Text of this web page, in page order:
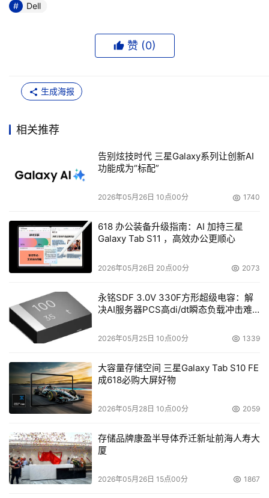
数据资产管理问题凸显
的，各系统的数据处于分散存储状态，不仅如此，每个系统
所采取的存储方式与存储介质也各不相同，有些存储介质已
首先，存储后台容量不足，数据调用不便。以PACS为
例，该系统上线后，数据规模呈几何级数增长。按照原来的
存储方式，这些数据被存放在系统外挂的盘阵之中。由于盘
件采取刻光盘的方式加以保存。一旦医生需查询这些历史文
来的存储后台多采用单独SCSI链路，这种链路方式不仅带
宽较低，而且由于没有冗余，可用性也较差。仍以PACS系
统为例，有些医生反映，该系统在同时调出多个大尺寸影像
最后，分散存储的模式，严重影响了数据资产的管理效
率。从系统维护的角度看，每个系统的数据都要单独备份，
这样的重复操作不仅费时费力，而且难以给各系统的数据资
存储资源和备份资源无法相互调剂，因而造成了厚此薄彼、
就上述三个问题，医院信息中心指出：“医院的信息化工
Dell
赞 (0)
生成海报
相关推荐
告别炫技时代 三星Galaxy系列让创新AI
功能成为“标配”
2026年05月26日 10点00分 1740
618 办公装备升级指南：AI 加持三星
Galaxy Tab S11 ，高效办公更顺心
2026年05月26日 20点00分 2073
永铭SDF 3.0V 330F方形超级电容：解
决AI服务器PCS高di/dt瞬态负载冲击难
2026年05月25日 10点00分 1339
大容量存储空间 三星Galaxy Tab S10 FE
成618必购大屏好物
2026年05月28日 10点00分 2059
存储品牌康盈半导体乔迁新址前海人寿大
厦
2026年05月26日 15点00分 1867